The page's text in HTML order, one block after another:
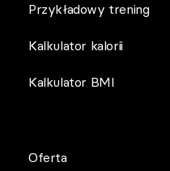
Przykładowy trening
Kalkulator kalorii
Kalkulator BMI
Oferta